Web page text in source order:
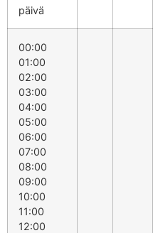
päivä
00:00
01:00
02:00
03:00
04:00
05:00
06:00
07:00
08:00
09:00
10:00
11:00
12:00